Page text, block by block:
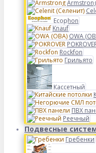
Ecophon
Knauf
OWA
Rockfon
Грильято
Кассетный
ПВХ
Реечный
Подвесные
Гребенки